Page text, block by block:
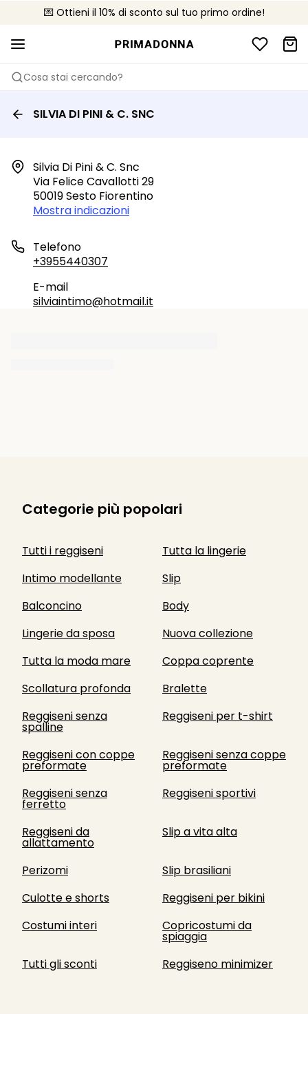
💌 Ottieni il 10% di sconto sul tuo primo ordine!
🚚 Consegna gratuita sopra i €75
📦 Resi gratuiti
Cosa stai cercando?
SILVIA DI PINI & C. SNC
Silvia Di Pini & C. Snc
Via Felice Cavallotti 29
50019 Sesto Fiorentino
Mostra indicazioni
Telefono
+3955440307
E-mail
silviaintimo@hotmail.it
Categorie più popolari
Tutti i reggiseni
Tutta la lingerie
Intimo modellante
Slip
Balconcino
Body
Lingerie da sposa
Nuova collezione
Tutta la moda mare
Coppa coprente
Scollatura profonda
Bralette
Reggiseni senza
spalline
Reggiseni per t-shirt
Reggiseni con coppe
preformate
Reggiseni senza coppe
preformate
Reggiseni senza
ferretto
Reggiseni sportivi
Reggiseni da
allattamento
Slip a vita alta
Perizomi
Slip brasiliani
Culotte e shorts
Reggiseni per bikini
Costumi interi
Copricostumi da
spiaggia
Tutti gli sconti
Reggiseno minimizer